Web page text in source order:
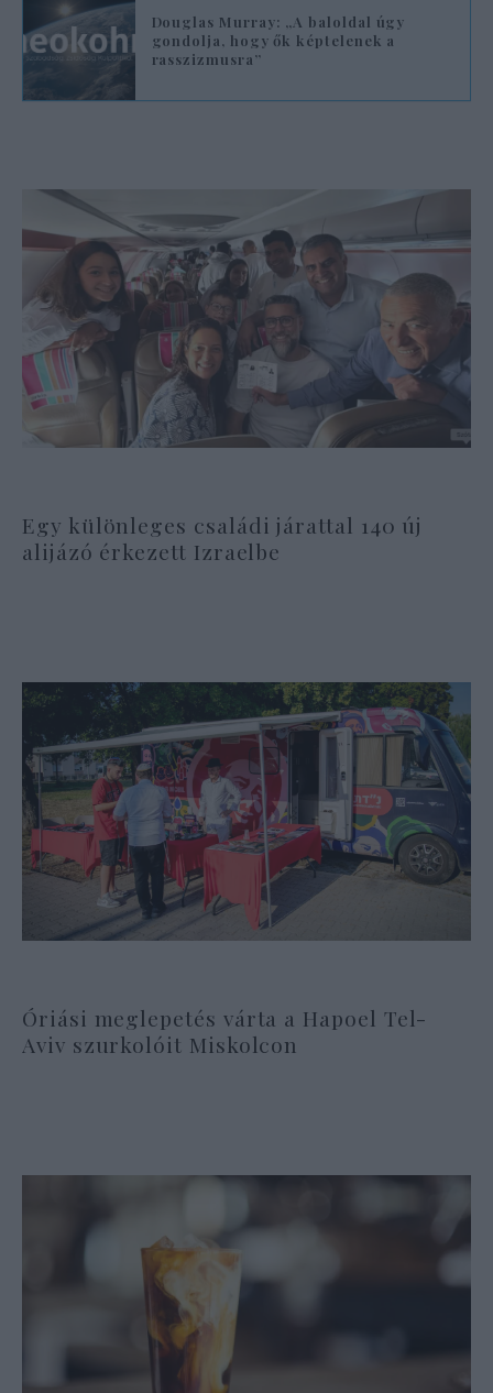
Douglas Murray: „A baloldal úgy
gondolja, hogy ők képtelenek a
rasszizmusra”
Egy különleges családi járattal 140 új
alijázó érkezett Izraelbe
Óriási meglepetés várta a Hapoel Tel-
Aviv szurkolóit Miskolcon